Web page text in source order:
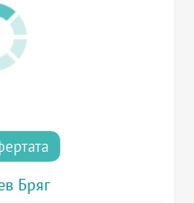
Бряг